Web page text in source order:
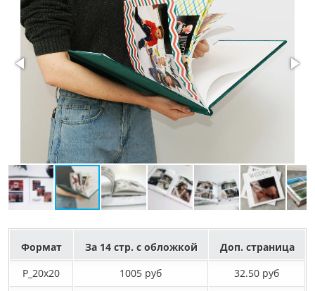
Формат За 14 стр. с обложкой
Доп. страница
P_20х20
1005 руб
32.50 руб